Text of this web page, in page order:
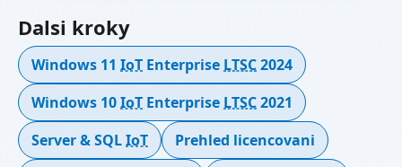
Dalsi kroky
Windows 11 IoT Enterprise LTSC2024
Windows 10IoT Enterprise LTSC2021
Server & SQLIoT
Prehled licencovani